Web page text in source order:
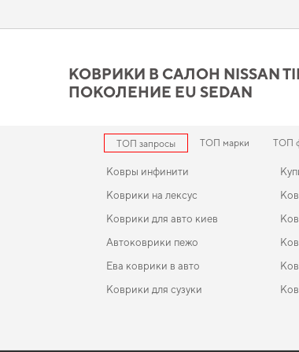
вашего внимания
Созданные из прочного EVA материала, наши
качественную продукцию.
КОВРИКИ В САЛОН NISSAN
ПОКОЛЕНИЕ EU SEDAN
ТОП запросы ТОП марки ТОП
Ковры инфинити
Коврики на лексус
Коврики для авто киев
Автоковрики пежо
Ева коврики в авто
Коврики для сузуки